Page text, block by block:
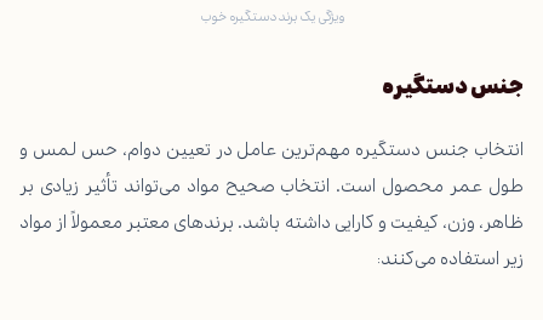
ویژگی یک برند دستگیره خوب
جنس دستگیره
انتخاب جنس دستگیره مهم‌ترین عامل در تعیین دوام، حس لمس و
طول عمر محصول است. انتخاب صحیح مواد می‌تواند تأثیر زیادی بر
ظاهر، وزن، کیفیت و کارایی داشته باشد. برندهای معتبر معمولاً از مواد
زیر استفاده می‌کنند: